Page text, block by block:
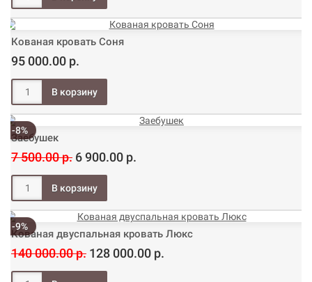
Кованая кровать Соня
95 000.00 р.
-8%
Заебушек
7 500.00 р. 6 900.00 р.
-9%
Кованая двуспальная кровать Люкс
140 000.00 р. 128 000.00 р.